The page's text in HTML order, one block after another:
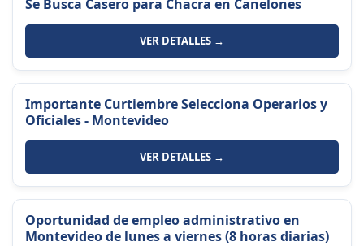
Se Busca Casero para Chacra en Canelones
VER DETALLES →
Importante Curtiembre Selecciona Operarios y
Oficiales - Montevideo
VER DETALLES →
Oportunidad de empleo administrativo en
Montevideo de lunes a viernes (8 horas diarias)